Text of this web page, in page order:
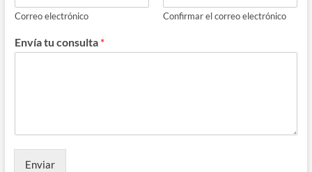
Correo electrónico Confirmar el correo electrónico
Envía tu consulta *
Enviar